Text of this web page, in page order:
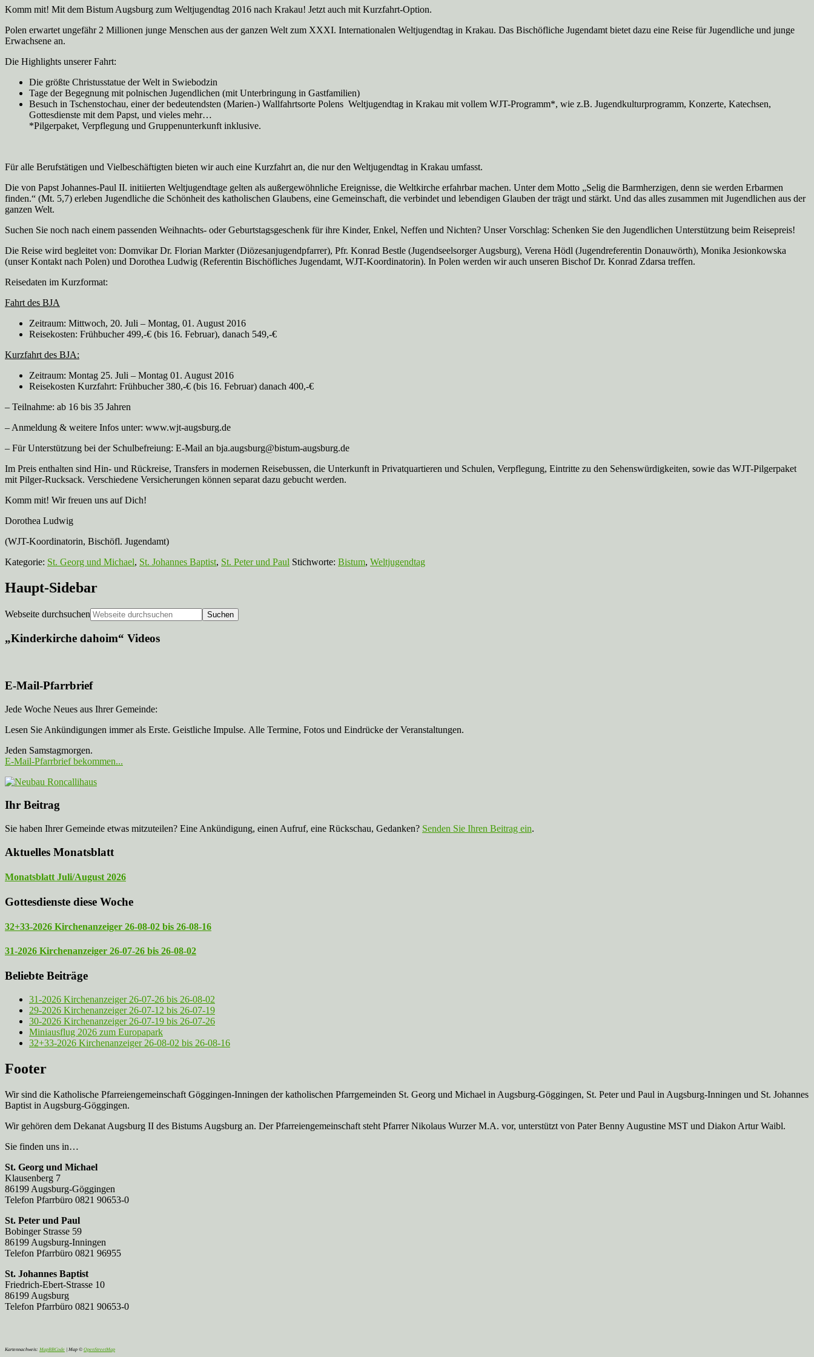
Komm mit! Mit dem Bistum Augsburg zum Weltjugendtag 2016 nach Krakau! Jetzt auch mit Kurzfahrt-Option.
Polen erwartet ungefähr 2 Millionen junge Menschen aus der ganzen Welt zum XXXI. Internationalen Weltjugendtag in Krakau. Das Bischöfliche Jugendamt bietet dazu eine Reise für Jugendliche und junge
Erwachsene an.
Die Highlights unserer Fahrt:
Die größte Christusstatue der Welt in Swiebodzin
Tage der Begegnung mit polnischen Jugendlichen (mit Unterbringung in Gastfamilien)
Besuch in Tschenstochau, einer der bedeutendsten (Marien-) Wallfahrtsorte Polens Weltjugendtag in Krakau mit vollem WJT-Programm*, wie z.B. Jugendkulturprogramm, Konzerte, Katechsen,
Gottesdienste mit dem Papst, und vieles mehr…
*Pilgerpaket, Verpflegung und Gruppenunterkunft inklusive.
Für alle Berufstätigen und Vielbeschäftigten bieten wir auch eine Kurzfahrt an, die nur den Weltjugendtag in Krakau umfasst.
Die von Papst Johannes-Paul II. initiierten Weltjugendtage gelten als außergewöhnliche Ereignisse, die Weltkirche erfahrbar machen. Unter dem Motto „Selig die Barmherzigen, denn sie werden Erbarmen
finden.“ (Mt. 5,7) erleben Jugendliche die Schönheit des katholischen Glaubens, eine Gemeinschaft, die verbindet und lebendigen Glauben der trägt und stärkt. Und das alles zusammen mit Jugendlichen aus der
ganzen Welt.
Suchen Sie noch nach einem passenden Weihnachts- oder Geburtstagsgeschenk für ihre Kinder, Enkel, Neffen und Nichten? Unser Vorschlag: Schenken Sie den Jugendlichen Unterstützung beim Reisepreis!
Die Reise wird begleitet von: Domvikar Dr. Florian Markter (Diözesanjugendpfarrer), Pfr. Konrad Bestle (Jugendseelsorger Augsburg), Verena Hödl (Jugendreferentin Donauwörth), Monika Jesionkowska
(unser Kontakt nach Polen) und Dorothea Ludwig (Referentin Bischöfliches Jugendamt, WJT-Koordinatorin). In Polen werden wir auch unseren Bischof Dr. Konrad Zdarsa treffen.
Reisedaten im Kurzformat:
Fahrt des BJA
Zeitraum: Mittwoch, 20. Juli – Montag, 01. August 2016
Reisekosten: Frühbucher 499,-€ (bis 16. Februar), danach 549,-€
Kurzfahrt des BJA:
Zeitraum: Montag 25. Juli – Montag 01. August 2016
Reisekosten Kurzfahrt: Frühbucher 380,-€ (bis 16. Februar) danach 400,-€
– Teilnahme: ab 16 bis 35 Jahren
– Anmeldung & weitere Infos unter: www.wjt-augsburg.de
– Für Unterstützung bei der Schulbefreiung: E-Mail an bja.augsburg@bistum-augsburg.de
Im Preis enthalten sind Hin- und Rückreise, Transfers in modernen Reisebussen, die Unterkunft in Privatquartieren und Schulen, Verpflegung, Eintritte zu den Sehenswürdigkeiten, sowie das WJT-Pilgerpaket
mit Pilger-Rucksack. Verschiedene Versicherungen können separat dazu gebucht werden.
Komm mit! Wir freuen uns auf Dich!
Dorothea Ludwig
(WJT-Koordinatorin, Bischöfl. Jugendamt)
Kategorie: St. Georg und Michael, St. Johannes Baptist, St. Peter und Paul Stichworte: Bistum, Weltjugendtag
Haupt-Sidebar
Webseite durchsuchen
„Kinderkirche dahoim“ Videos
E-Mail-Pfarrbrief
Jede Woche Neues aus Ihrer Gemeinde:
Lesen Sie Ankündigungen immer als Erste. Geistliche Impulse. Alle Termine, Fotos und Eindrücke der Veranstaltungen.
Jeden Samstagmorgen.
E-Mail-Pfarrbrief bekommen...
Ihr Beitrag
Sie haben Ihrer Gemeinde etwas mitzuteilen? Eine Ankündigung, einen Aufruf, eine Rückschau, Gedanken? Senden Sie Ihren Beitrag ein.
Aktuelles Monatsblatt
Monatsblatt Juli/August 2026
Gottesdienste diese Woche
32+33-2026 Kirchenanzeiger 26-08-02 bis 26-08-16
31-2026 Kirchenanzeiger 26-07-26 bis 26-08-02
Beliebte Beiträge
31-2026 Kirchenanzeiger 26-07-26 bis 26-08-02
29-2026 Kirchenanzeiger 26-07-12 bis 26-07-19
30-2026 Kirchenanzeiger 26-07-19 bis 26-07-26
Miniausflug 2026 zum Europapark
32+33-2026 Kirchenanzeiger 26-08-02 bis 26-08-16
Footer
Wir sind die Katholische Pfarreien­gemeinschaft Göggingen-Inningen der katholischen Pfarrgemeinden St. Georg und Michael in Augsburg-Göggingen, St. Peter und Paul in Augsburg-Inningen und St. Johannes
Baptist in Augsburg-Göggingen.
Wir gehören dem Dekanat Augsburg II des Bistums Augsburg an. Der Pfarreien­gemeinschaft steht Pfarrer Nikolaus Wurzer M.A. vor, unterstützt von Pater Benny Augustine MST und Diakon Artur Waibl.
Sie finden uns in…
St. Georg und Michael
Klausenberg 7
86199 Augsburg-Göggingen
Telefon Pfarrbüro 0821 90653-0
St. Peter und Paul
Bobinger Strasse 59
86199 Augsburg-Inningen
Telefon Pfarrbüro 0821 96955
St. Johannes Baptist
Friedrich-Ebert-Strasse 10
86199 Augsburg
Telefon Pfarrbüro 0821 90653-0
Kartennachweis: MapBBCode | Map © OpenStreetMap